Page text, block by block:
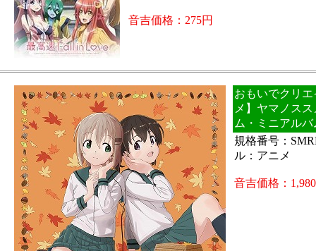
音吉価格：275円
おもいでクリ
メ】ヤマノス
ム・ミニアルバ
規格番号：
ル：アニメ
音吉価格：